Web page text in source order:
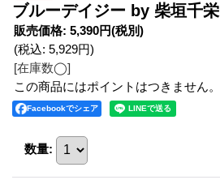
ブルーデイジー by 柴垣千栄
販売価格: 5,390円(税別)
(税込: 5,929円)
[在庫数◯]
この商品にはポイントはつきません。
Facebookでシェア
数量: